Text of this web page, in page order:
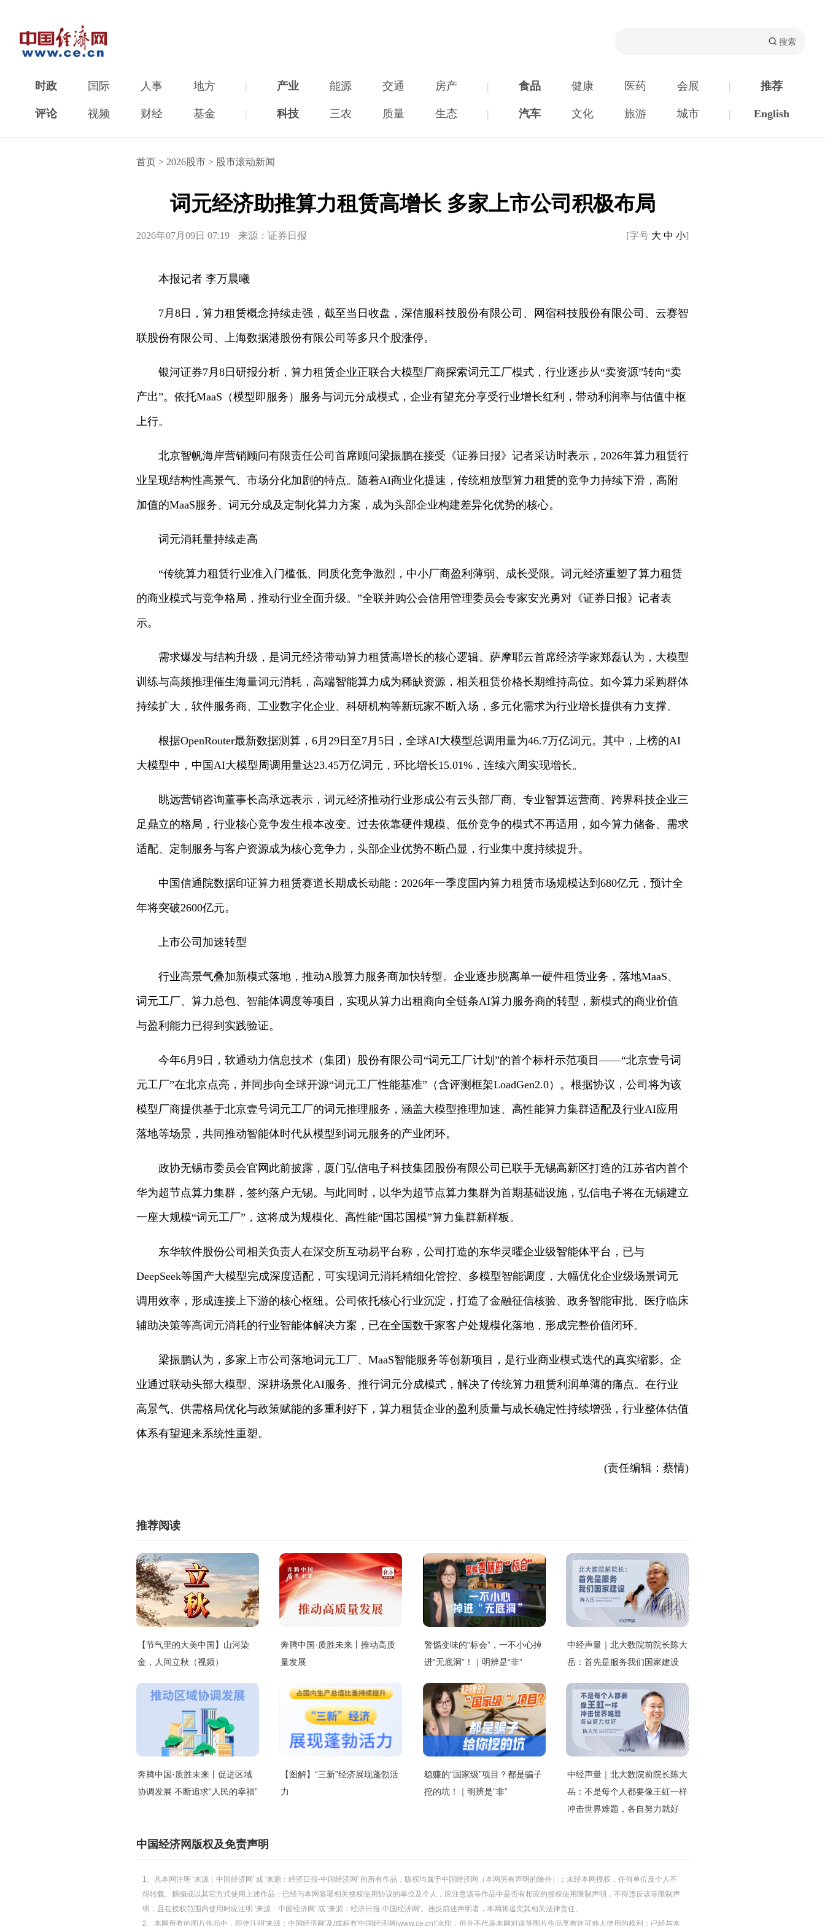
时政 国际 人事 地方 | 产业 能源 交通 房产 | 食品 健康 医药 会展 | 推荐
评论 视频 财经 基金 | 科技 三农 质量 生态 | 汽车 文化 旅游 城市 | English
首页 > 2026股市 > 股市滚动新闻
词元经济助推算力租赁高增长 多家上市公司积极布局
2026年07月09日 07:19 来源：证券日报 [字号 大 中 小]
本报记者 李万晨曦
7月8日，算力租赁概念持续走强，截至当日收盘，深信服科技股份有限公司、网宿科技股份有限公司、云赛智
联股份有限公司、上海数据港股份有限公司等多只个股涨停。
银河证券7月8日研报分析，算力租赁企业正联合大模型厂商探索词元工厂模式，行业逐步从“卖资源”转向“卖
产出”。依托MaaS（模型即服务）服务与词元分成模式，企业有望充分享受行业增长红利，带动利润率与估值中枢
上行。
北京智帆海岸营销顾问有限责任公司首席顾问梁振鹏在接受《证券日报》记者采访时表示，2026年算力租赁行
业呈现结构性高景气、市场分化加剧的特点。随着AI商业化提速，传统粗放型算力租赁的竞争力持续下滑，高附
加值的MaaS服务、词元分成及定制化算力方案，成为头部企业构建差异化优势的核心。
词元消耗量持续走高
“传统算力租赁行业准入门槛低、同质化竞争激烈，中小厂商盈利薄弱、成长受限。词元经济重塑了算力租赁
的商业模式与竞争格局，推动行业全面升级。”全联并购公会信用管理委员会专家安光勇对《证券日报》记者表
示。
需求爆发与结构升级，是词元经济带动算力租赁高增长的核心逻辑。萨摩耶云首席经济学家郑磊认为，大模型
训练与高频推理催生海量词元消耗，高端智能算力成为稀缺资源，相关租赁价格长期维持高位。如今算力采购群体
持续扩大，软件服务商、工业数字化企业、科研机构等新玩家不断入场，多元化需求为行业增长提供有力支撑。
根据OpenRouter最新数据测算，6月29日至7月5日，全球AI大模型总调用量为46.7万亿词元。其中，上榜的AI
大模型中，中国AI大模型周调用量达23.45万亿词元，环比增长15.01%，连续六周实现增长。
眺远营销咨询董事长高承远表示，词元经济推动行业形成公有云头部厂商、专业智算运营商、跨界科技企业三
足鼎立的格局，行业核心竞争发生根本改变。过去依靠硬件规模、低价竞争的模式不再适用，如今算力储备、需求
适配、定制服务与客户资源成为核心竞争力，头部企业优势不断凸显，行业集中度持续提升。
中国信通院数据印证算力租赁赛道长期成长动能：2026年一季度国内算力租赁市场规模达到680亿元，预计全
年将突破2600亿元。
上市公司加速转型
行业高景气叠加新模式落地，推动A股算力服务商加快转型。企业逐步脱离单一硬件租赁业务，落地MaaS、
词元工厂、算力总包、智能体调度等项目，实现从算力出租商向全链条AI算力服务商的转型，新模式的商业价值
与盈利能力已得到实践验证。
今年6月9日，软通动力信息技术（集团）股份有限公司“词元工厂计划”的首个标杆示范项目——“北京壹号词
元工厂”在北京点亮，并同步向全球开源“词元工厂性能基准”（含评测框架LoadGen2.0）。根据协议，公司将为该
模型厂商提供基于北京壹号词元工厂的词元推理服务，涵盖大模型推理加速、高性能算力集群适配及行业AI应用
落地等场景，共同推动智能体时代从模型到词元服务的产业闭环。
政协无锡市委员会官网此前披露，厦门弘信电子科技集团股份有限公司已联手无锡高新区打造的江苏省内首个
华为超节点算力集群，签约落户无锡。与此同时，以华为超节点算力集群为首期基础设施，弘信电子将在无锡建立
一座大规模“词元工厂”，这将成为规模化、高性能“国芯国模”算力集群新样板。
东华软件股份公司相关负责人在深交所互动易平台称，公司打造的东华灵曜企业级智能体平台，已与
DeepSeek等国产大模型完成深度适配，可实现词元消耗精细化管控、多模型智能调度，大幅优化企业级场景词元
调用效率，形成连接上下游的核心枢纽。公司依托核心行业沉淀，打造了金融征信核验、政务智能审批、医疗临床
辅助决策等高词元消耗的行业智能体解决方案，已在全国数千家客户处规模化落地，形成完整价值闭环。
梁振鹏认为，多家上市公司落地词元工厂、MaaS智能服务等创新项目，是行业商业模式迭代的真实缩影。企
业通过联动头部大模型、深耕场景化AI服务、推行词元分成模式，解决了传统算力租赁利润单薄的痛点。在行业
高景气、供需格局优化与政策赋能的多重利好下，算力租赁企业的盈利质量与成长确定性持续增强，行业整体估值
体系有望迎来系统性重塑。
(责任编辑：蔡情)
推荐阅读
【节气里的大美中国】山河染
金，人间立秋（视频）
奔腾中国·质胜未来丨推动高质
量发展
警惕变味的“标会”，一不小心掉
进“无底洞”！｜明辨是“非”
中经声量｜北大数院前院长陈大
岳：首先是服务我们国家建设
奔腾中国·质胜未来丨促进区域
协调发展 不断追求“人民的幸福”
【图解】“三新”经济展现蓬勃活
力
稳赚的“国家级”项目？都是骗子
挖的坑！｜明辨是“非”
中经声量｜北大数院前院长陈大
岳：不是每个人都要像王虹一样
冲击世界难题，各自努力就好
中国经济网版权及免责声明
1、凡本网注明 '来源：中国经济网' 或 '来源：经济日报-中国经济网' 的所有作品，版权均属于中国经济网（本网另有声明的除外）；未经本网授权，任何单位及个人不
得转载、摘编或以其它方式使用上述作品；已经与本网签署相关授权使用协议的单位及个人，应注意该等作品中是否有相应的授权使用限制声明，不得违反该等限制声
明，且在授权范围内使用时应注明 '来源：中国经济网' 或 '来源：经济日报-中国经济网'。违反前述声明者，本网将追究其相关法律责任。
2、本网所有的图片作品中，即使注明'来源：中国经济网'及/或标有'中国经济网(www.ce.cn)'水印，但并不代表本网对该等图片作品享有许可他人使用的权利；已经与本